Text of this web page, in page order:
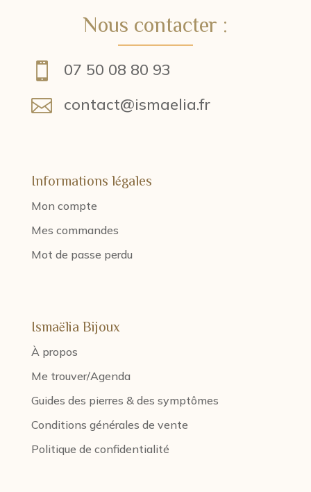
Nous contacter :
 07 50 08 80 93
 contact@ismaelia.fr
Informations légales
Mon compte
Mes commandes
Mot de passe perdu
Ismaëlia Bijoux
À propos
Me trouver/Agenda
Guides des pierres & des symptômes
Conditions générales de vente
Politique de confidentialité